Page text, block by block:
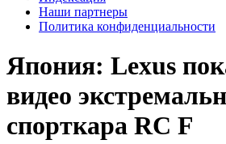
Наши партнеры
Политика конфиденциальности
Япония: Lexus
видео
спорткара RC F